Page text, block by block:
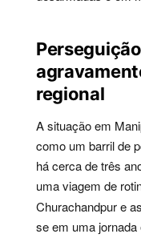
regional
A situação em
como um barril de
há cerca de três
uma viagem de
Churachandpur e
se em uma